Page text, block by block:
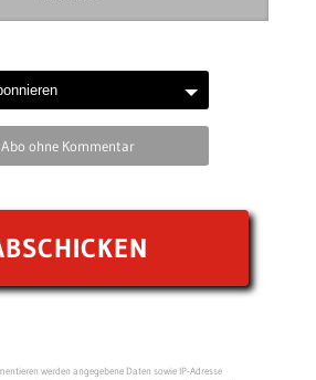
Abo ohne Kommentar
werden angegebene Daten sowie IP-Adresse